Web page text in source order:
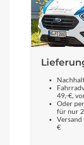
49,-€,
Oder
für nur
Versand
€